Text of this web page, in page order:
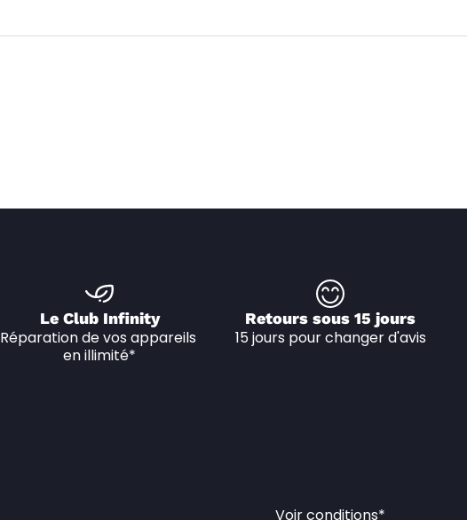
Le Club Infinity
Réparation de vos appareils
en illimité*
Retours sous 15 jours
15 jours pour changer d'avis
Voir conditions*